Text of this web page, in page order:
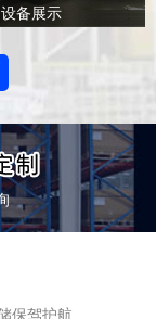
设备展示
保驾护航